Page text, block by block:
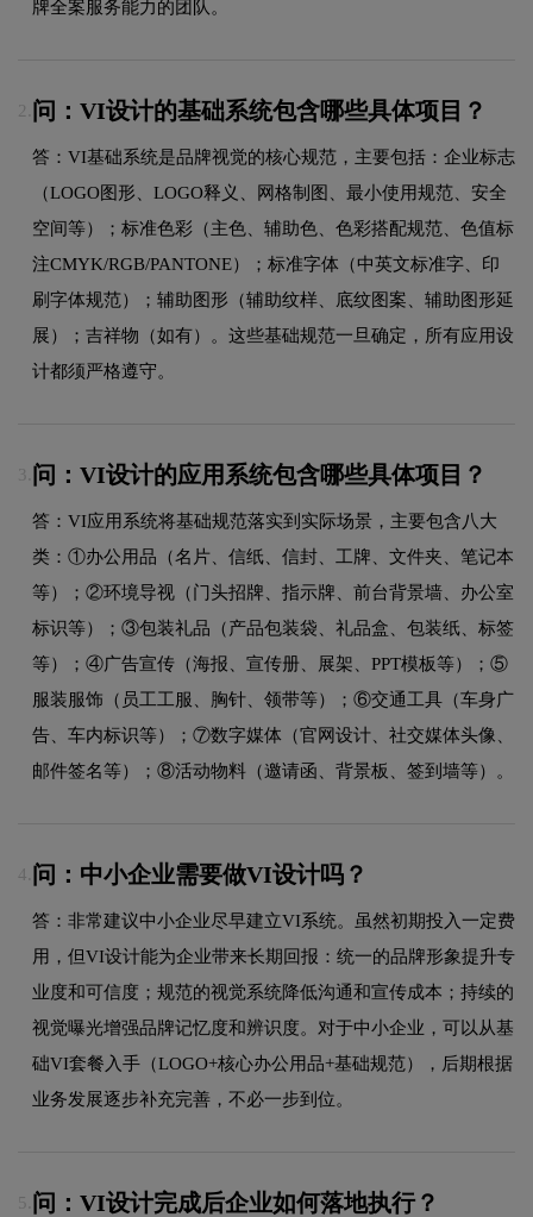
牌全案服务能力的团队。
2. 问：VI设计的基础系统包含哪些具体项目？
答：VI基础系统是品牌视觉的核心规范，主要包括：企业标志
（LOGO图形、LOGO释义、网格制图、最小使用规范、安全
空间等）；标准色彩（主色、辅助色、色彩搭配规范、色值标
注CMYK/RGB/PANTONE）；标准字体（中英文标准字、印
刷字体规范）；辅助图形（辅助纹样、底纹图案、辅助图形延
展）；吉祥物（如有）。这些基础规范一旦确定，所有应用设
计都须严格遵守。
3. 问：VI设计的应用系统包含哪些具体项目？
答：VI应用系统将基础规范落实到实际场景，主要包含八大
类：①办公用品（名片、信纸、信封、工牌、文件夹、笔记本
等）；②环境导视（门头招牌、指示牌、前台背景墙、办公室
标识等）；③包装礼品（产品包装袋、礼品盒、包装纸、标签
等）；④广告宣传（海报、宣传册、展架、PPT模板等）；⑤
服装服饰（员工工服、胸针、领带等）；⑥交通工具（车身广
告、车内标识等）；⑦数字媒体（官网设计、社交媒体头像、
邮件签名等）；⑧活动物料（邀请函、背景板、签到墙等）。
4. 问：中小企业需要做VI设计吗？
答：非常建议中小企业尽早建立VI系统。虽然初期投入一定费
用，但VI设计能为企业带来长期回报：统一的品牌形象提升专
业度和可信度；规范的视觉系统降低沟通和宣传成本；持续的
视觉曝光增强品牌记忆度和辨识度。对于中小企业，可以从基
础VI套餐入手（LOGO+核心办公用品+基础规范），后期根据
业务发展逐步补充完善，不必一步到位。
5. 问：VI设计完成后企业如何落地执行？